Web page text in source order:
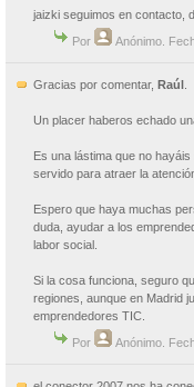
jaizki seguimos en contacto,
Por
Anónimo.
Gracias por comentar, Raúl.
Un placer haberos echado
Es una lástima que no
servido para atraer la
Espero que haya muchas
duda, ayudar a los
labor social.
Si la cosa funciona, seguro
regiones, aunque en Madrid
emprendedores TIC.
Por
Anónimo.